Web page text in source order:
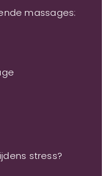
massages:
stress?